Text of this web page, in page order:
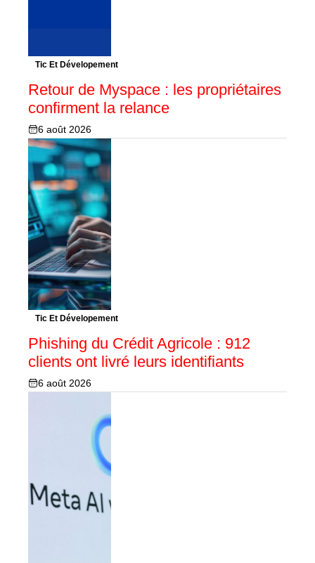
Tic Et Dévelopement
Retour de Myspace : les propriétaires
confirment la relance
6 août 2026
Tic Et Dévelopement
Phishing du Crédit Agricole : 912
clients ont livré leurs identifiants
6 août 2026